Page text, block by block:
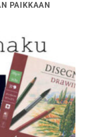
PAIKKAAN